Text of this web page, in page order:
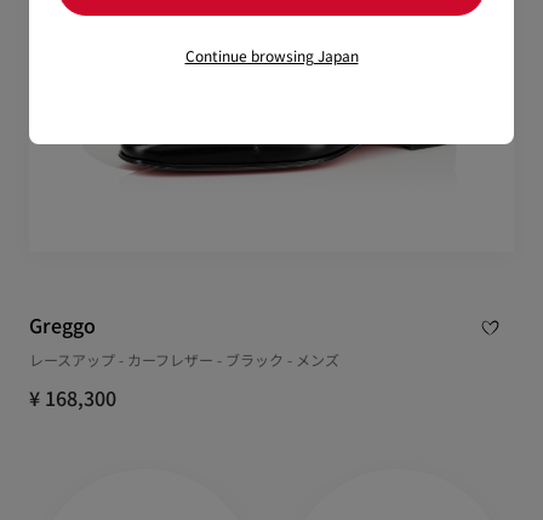
Greggo
レースアップ - カーフレザー - ブラック - メンズ
¥ 168,300
Continue browsing Japan